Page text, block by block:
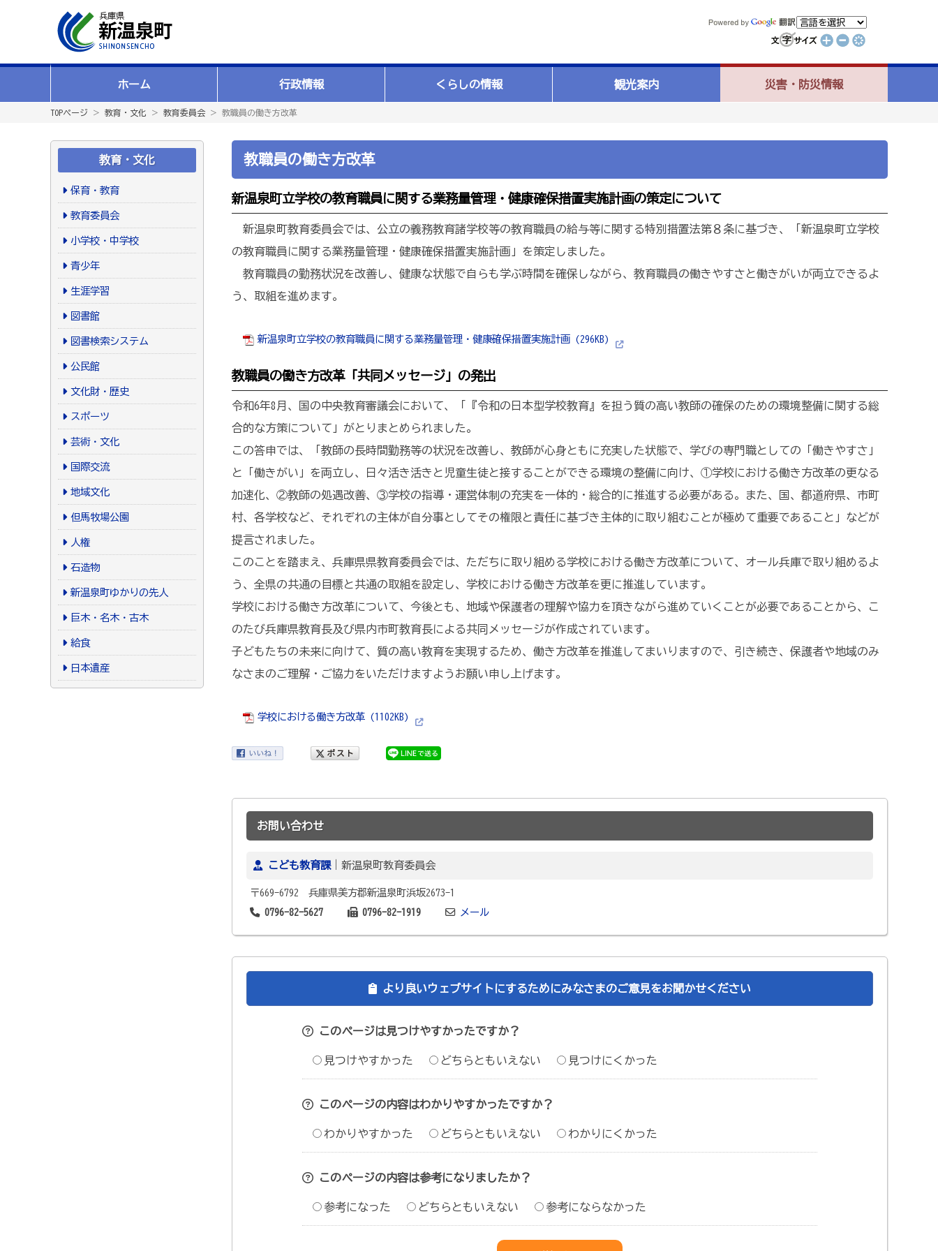
ホーム 行政情報 くらしの情報 観光案内 災害・防災情報
TOPページ ＞ 教育・文化 ＞ 教育委員会 ＞ 教職員の働き方改革
教育・文化
保育・教育
教育委員会
小学校・中学校
青少年
生涯学習
図書館
図書検索システム
公民館
文化財・歴史
スポーツ
芸術・文化
国際交流
地域文化
但馬牧場公園
人権
石造物
新温泉町ゆかりの先人
巨木・名木・古木
給食
日本遺産
教職員の働き方改革
新温泉町立学校の教育職員に関する業務量管理・健康確保措置実施計画の策定について
新温泉町教育委員会では、公立の義務教育諸学校等の教育職員の給与等に関する特別措置法第８条に基づき、「新温泉町立学校
の教育職員に関する業務量管理・健康確保措置実施計画」を策定しました。
教育職員の勤務状況を改善し、健康な状態で自らも学ぶ時間を確保しながら、教育職員の働きやすさと働きがいが両立できるよ
う、取組を進めます。
新温泉町立学校の教育職員に関する業務量管理・健康確保措置実施計画 (296KB)
教職員の働き方改革「共同メッセージ」の発出
令和6年8月、国の中央教育審議会において、「『令和の日本型学校教育』を担う質の高い教師の確保のための環境整備に関する総
合的な方策について」がとりまとめられました。
この答申では、「教師の長時間勤務等の状況を改善し、教師が心身ともに充実した状態で、学びの専門職としての「働きやすさ」
と「働きがい」を両立し、日々活き活きと児童生徒と接することができる環境の整備に向け、①学校における働き方改革の更なる
加速化、②教師の処遇改善、③学校の指導・運営体制の充実を一体的・総合的に推進する必要がある。また、国、都道府県、市町
村、各学校など、それぞれの主体が自分事としてその権限と責任に基づき主体的に取り組むことが極めて重要であること」などが
提言されました。
このことを踏まえ、兵庫県県教育委員会では、ただちに取り組める学校における働き方改革について、オール兵庫で取り組めるよ
う、全県の共通の目標と共通の取組を設定し、学校における働き方改革を更に推進しています。
学校における働き方改革について、今後とも、地域や保護者の理解や協力を頂きながら進めていくことが必要であることから、こ
のたび兵庫県教育長及び県内市町教育長による共同メッセージが作成されています。
子どもたちの未来に向けて、質の高い教育を実現するため、働き方改革を推進してまいりますので、引き続き、保護者や地域のみ
なさまのご理解・ご協力をいただけますようお願い申し上げます。
学校における働き方改革 (1102KB)
お問い合わせ
こども教育課｜新温泉町教育委員会
〒669-6792 兵庫県美方郡新温泉町浜坂2673-1
0796-82-5627
0796-82-1919 メール
より良いウェブサイトにするためにみなさまのご意見をお聞かせください
このページは見つけやすかったですか？
見つけやすかった どちらともいえない 見つけにくかった
このページの内容はわかりやすかったですか？
わかりやすかった どちらともいえない わかりにくかった
このページの内容は参考になりましたか？
参考になった どちらともいえない 参考にならなかった